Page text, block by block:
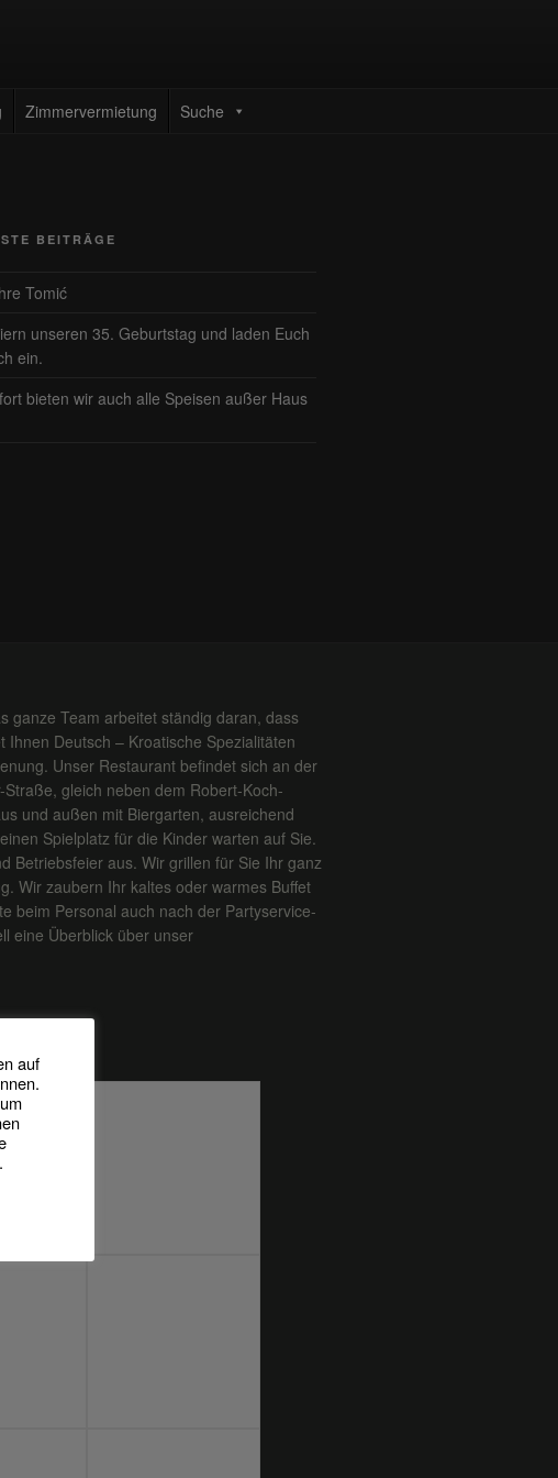
Zimmervermietung Suche
BEITRÄGE
Tomić
unseren 35. Geburtstag und laden Euch
ein.
bieten wir auch alle Speisen außer Haus
ganze Team arbeitet ständig daran, dass
Deutsch – Kroatische Spezialitäten
Unser Restaurant befindet sich an der
gleich neben dem Robert-Koch-
und außen mit Biergarten, ausreichend
Spielplatz für die Kinder warten auf Sie.
Betriebsfeier aus. Wir grillen für Sie Ihr ganz
Wir zaubern Ihr kaltes oder warmes Buffet
beim Personal auch nach der Partyservice-
eine Überblick über unser
auf